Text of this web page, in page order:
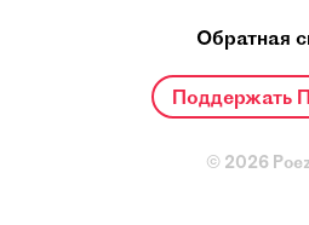
Обратная
Поддержать
© 2026